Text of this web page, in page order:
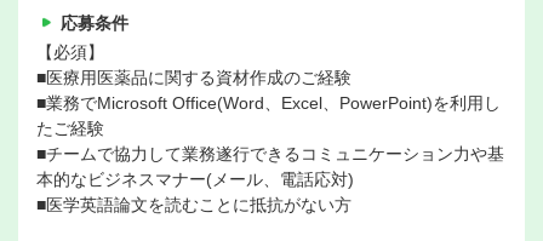
応募条件
【必須】
■医療用医薬品に関する資材作成のご経験
■業務でMicrosoft Office(Word、Excel、PowerPoint)を利用し
たご経験
■チームで協力して業務遂行できるコミュニケーション力や基
本的なビジネスマナー(メール、電話応対)
■医学英語論文を読むことに抵抗がない方